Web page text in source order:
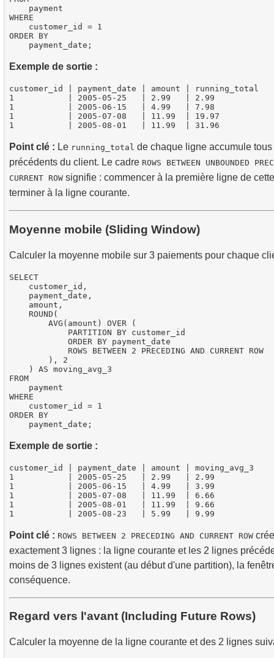
    payment
WHERE
    customer_id = 1
ORDER BY
Exemple de sortie :
customer_id | payment_date | amount | running_total
1           | 2005-05-25   | 2.99   | 2.99
1           | 2005-06-15   | 4.99   | 7.98
1           | 2005-07-08   | 11.99  | 19.97
Point clé : Le running_total de chaque ligne accumule
précédents du client. Le cadre ROWS BETWEEN UNBOUNDED
CURRENT ROW signifie : commencer à la première ligne de
terminer à la ligne courante.
Moyenne mobile (Sliding Window)
Calculer la moyenne mobile sur 3 paiements pour chaque
SELECT
    customer_id,
    payment_date,
    amount,
    ROUND(
        AVG(amount) OVER (
            PARTITION BY customer_id
            ORDER BY payment_date
            ROWS BETWEEN 2 PRECEDING AND CURRENT ROW
        ), 2
    ) AS moving_avg_3
FROM
    payment
WHERE
    customer_id = 1
ORDER BY
Exemple de sortie :
customer_id | payment_date | amount | moving_avg_3
1           | 2005-05-25   | 2.99   | 2.99
1           | 2005-06-15   | 4.99   | 3.99
1           | 2005-07-08   | 11.99  | 6.66
1           | 2005-08-01   | 11.99  | 9.66
Point clé : ROWS BETWEEN 2 PRECEDING AND CURRENT ROW
exactement 3 lignes : la ligne courante et les 2 lignes
moins de 3 lignes existent (au début d'une partition), la
conséquence.
Regard vers l'avant (Including Future Rows)
Calculer la moyenne de la ligne courante et des 2 lignes